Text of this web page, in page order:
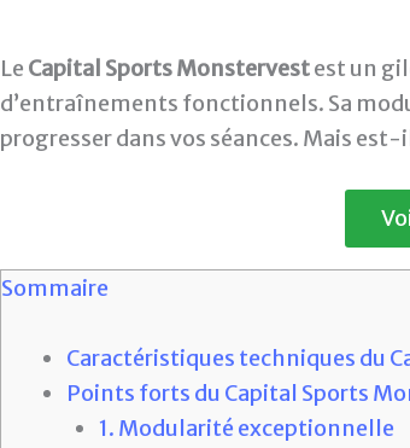
Le Capital Sports Monstervestest un
d’entraînements fonctionnels. Sa
progresser dans vos séances. Mais
Sommaire
Caractéristiques techniques du
Points forts du Capital Sports
1. Modularité exceptionnelle